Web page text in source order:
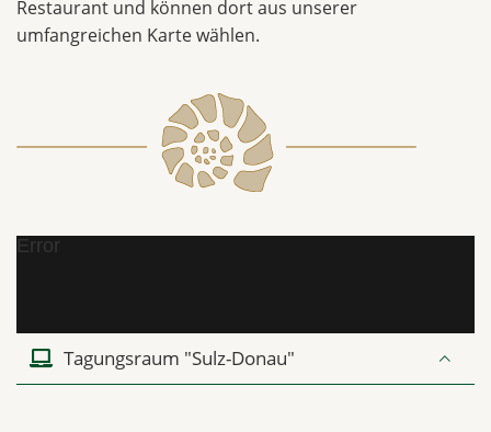
Restaurant und können dort aus unserer
umfangreichen Karte wählen.
Error
Tagungsraum "Sulz-Donau"